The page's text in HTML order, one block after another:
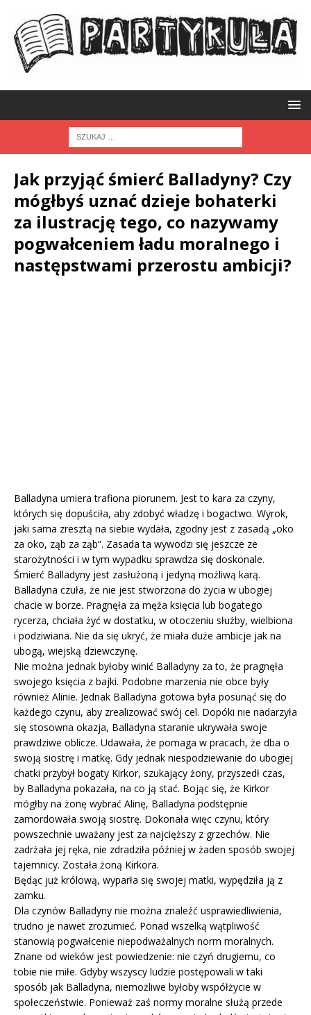
Jak przyjąć śmierć Balladyny? Czy
mógłbyś uznać dzieje bohaterki
za ilustrację tego, co nazywamy
pogwałceniem ładu moralnego i
następstwami przerostu ambicji?
Balladyna umiera trafiona piorunem. Jest to kara za czyny,
których się dopuściła, aby zdobyć władzę i bogactwo. Wyrok,
jaki sama zresztą na siebie wydała, zgodny jest z zasadą „oko
za oko, ząb za ząb”. Zasada ta wywodzi się jeszcze ze
starożytności i w tym wypadku sprawdza się doskonale.
Śmierć Balladyny jest zasłużoną i jedyną możliwą karą.
Balladyna czuła, że nie jest stworzona do życia w ubogiej
chacie w borze. Pragnęła za męża księcia lub bogatego
rycerza, chciała żyć w dostatku, w otoczeniu służby, wielbiona
i podziwiana. Nie da się ukryć, że miała duże ambicje jak na
ubogą, wiejską dziewczynę.
Nie można jednak byłoby winić Balladyny za to, że pragnęła
swojego księcia z bajki. Podobne marzenia nie obce były
również Alinie. Jednak Balladyna gotowa była posunąć się do
każdego czynu, aby zrealizować swój cel. Dopóki nie nadarzyła
się stosowna okazja, Balladyna staranie ukrywała swoje
prawdziwe oblicze. Udawała, że pomaga w pracach, że dba o
swoją siostrę i matkę. Gdy jednak niespodziewanie do ubogiej
chatki przybył bogaty Kirkor, szukający żony, przyszedł czas,
by Balladyna pokazała, na co ją stać. Bojąc się, że Kirkor
mógłby na żonę wybrać Alinę, Balladyna podstępnie
zamordowała swoją siostrę. Dokonała więc czynu, który
powszechnie uważany jest za najcięższy z grzechów. Nie
zadrżała jej ręka, nie zdradziła później w żaden sposób swojej
tajemnicy. Została żoną Kirkora.
Będąc już królową, wyparła się swojej matki, wypędziła ją z
zamku.
Dla czynów Balladyny nie można znaleźć usprawiedliwienia,
trudno je nawet zrozumieć. Ponad wszelką wątpliwość
stanowią pogwałcenie niepodważalnych norm moralnych.
Znane od wieków jest powiedzenie: nie czyń drugiemu, co
tobie nie miłe. Gdyby wszyscy ludzie postępowali w taki
sposób jak Balladyna, niemożliwe byłoby współżycie w
społeczeństwie. Ponieważ zaś normy moralne służą przede